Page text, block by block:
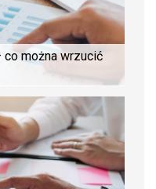
co można wrzucić